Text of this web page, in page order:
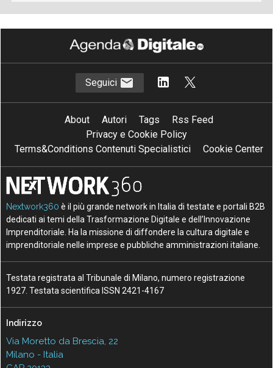
Seguici
About Autori Tags
Rss Feed
Privacy e Cookie Policy
Terms&Conditions Contenuti Specialistici
Cookie Center
Nextwork360 è il più grande network in Italia di testate e portali B2B
dedicati ai temi della Trasformazione Digitale e dell’Innovazione
Imprenditoriale. Ha la missione di diffondere la cultura digitale e
imprenditoriale nelle imprese e pubbliche amministrazioni italiane.
Testata registrata al Tribunale di Milano, numero registrazione
1927. Testata scientifica ISSN 2421-4167
Indirizzo
Via Moretto da Brescia, 22
Milano - Italia